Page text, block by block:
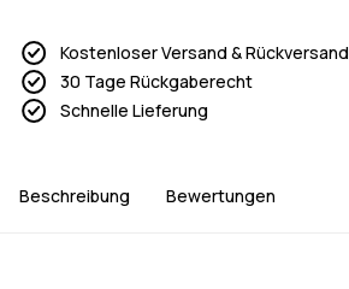
Kostenloser Versand & Rückversand
30 Tage Rückgaberecht
Schnelle Lieferung
Beschreibung Bewertungen